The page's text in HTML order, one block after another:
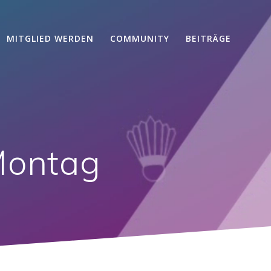
MITGLIED WERDEN COMMUNITY BEITRÄGE